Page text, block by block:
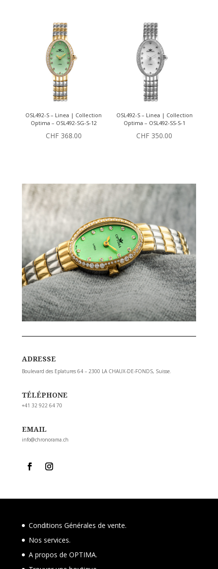
OSL492-S – Linea | Collection
Optima – OSL492-SG-S-12
CHF368.00
OSL492-S – Linea | Collection
Optima – OSL492-SS-S-1
CHF 350.00
ADRESSE
Boulevard des Eplatures 64 – 2300 LA CHAUX-DE-FONDS, Suisse.
TÉLÉPHONE
+41 32 922 64 70
EMAIL
info@chronorama.ch
Conditions Générales de vente.
Nos services.
A propos de OPTIMA.